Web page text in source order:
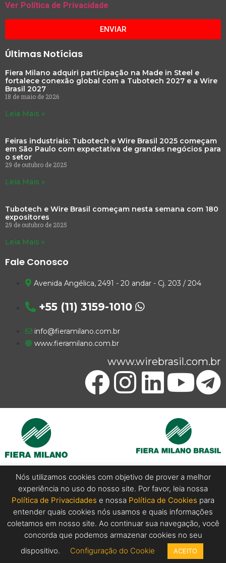
Ver Política de Privacidade
ENVIAR
Últimas Notícias
Fiera Milano adquiri participação na Made in Steel e
fortalece conexão global com a Tubotech 2027 e a Wire
Brasil 2027
18 de maio de 2026
Leia Mais »
Feiras industriais: Tubotech e Wire Brasil 2025 começam
em São Paulo com expectativa de grandes negócios para
o setor
29 de outubro de 2025
Leia Mais »
Tubotech e Wire Brasil começam nesta semana com 180
expositores
29 de outubro de 2025
Leia Mais »
Fale Conosco
Avenida Angélica, 2491 - 20 andar - Cj. 203 / 204
+55 (11) 3159-1010
info@fieramilano.com.br
www.fieramilano.com.br
www.wirebrasil.com.br
Copyright @ 2024 Wire Brasil. All Rights Reserved.
Nós utilizamos cookies com objetivo de prover a melhor
experiência no uso do nosso site. Por favor, leia nossa
Política de Privacidades e nossa Política de Cookies para
entender quais cookies nós usamos e quais informações
coletamos em nosso site. Ao continuar sua navegação, você
concorda que podemos armazenar cookies no seu
dispositivo.
Configuração do Cookie ACEITO